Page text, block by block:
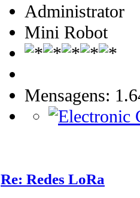
Administrator
Mini Robot
Mensagens:
Re: Redes LoRa